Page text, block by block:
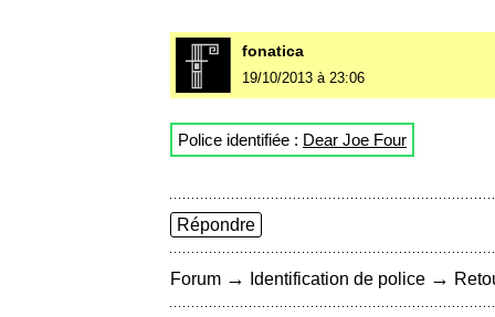
fonatica
19/10/2013 à 23:06
Police identifiée : Dear Joe Four
Répondre
Forum → Identification de police →